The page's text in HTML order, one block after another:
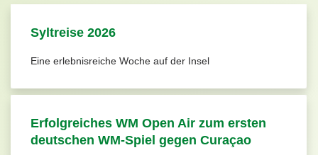
Syltreise 2026
Eine erlebnisreiche Woche auf der Insel
Erfolgreiches WM Open Air zum ersten
deutschen WM-Spiel gegen Curaçao